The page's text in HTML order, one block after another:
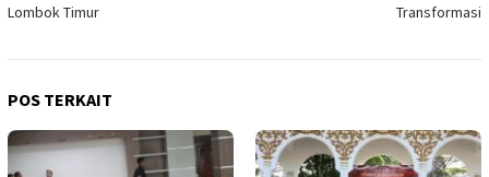
Lombok Timur
Transformasi
POS TERKAIT